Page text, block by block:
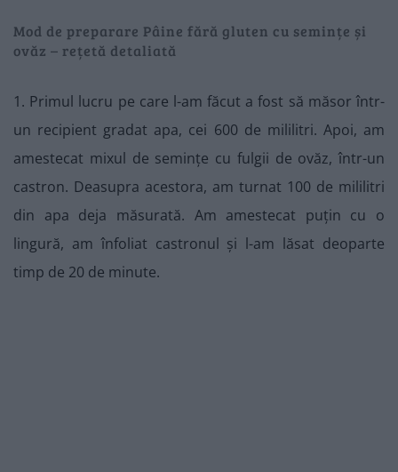
Mod de preparare Pâine fără gluten cu semințe și
ovăz – rețetă detaliată
1. Primul lucru pe care l-am făcut a fost să măsor într-
un recipient gradat apa, cei 600 de mililitri. Apoi, am
amestecat mixul de semințe cu fulgii de ovăz, într-un
castron. Deasupra acestora, am turnat 100 de mililitri
din apa deja măsurată. Am amestecat puțin cu o
lingură, am înfoliat castronul și l-am lăsat deoparte
timp de 20 de minute.